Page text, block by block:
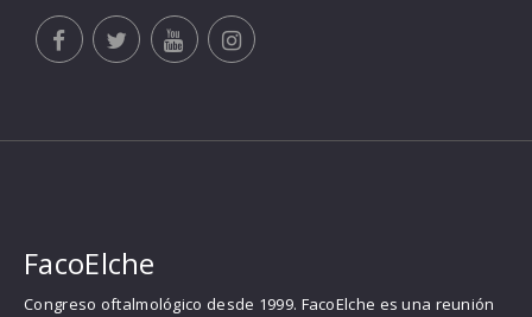
FacoElche
Congreso oftalmológico desde 1999. FacoElche es una reunión